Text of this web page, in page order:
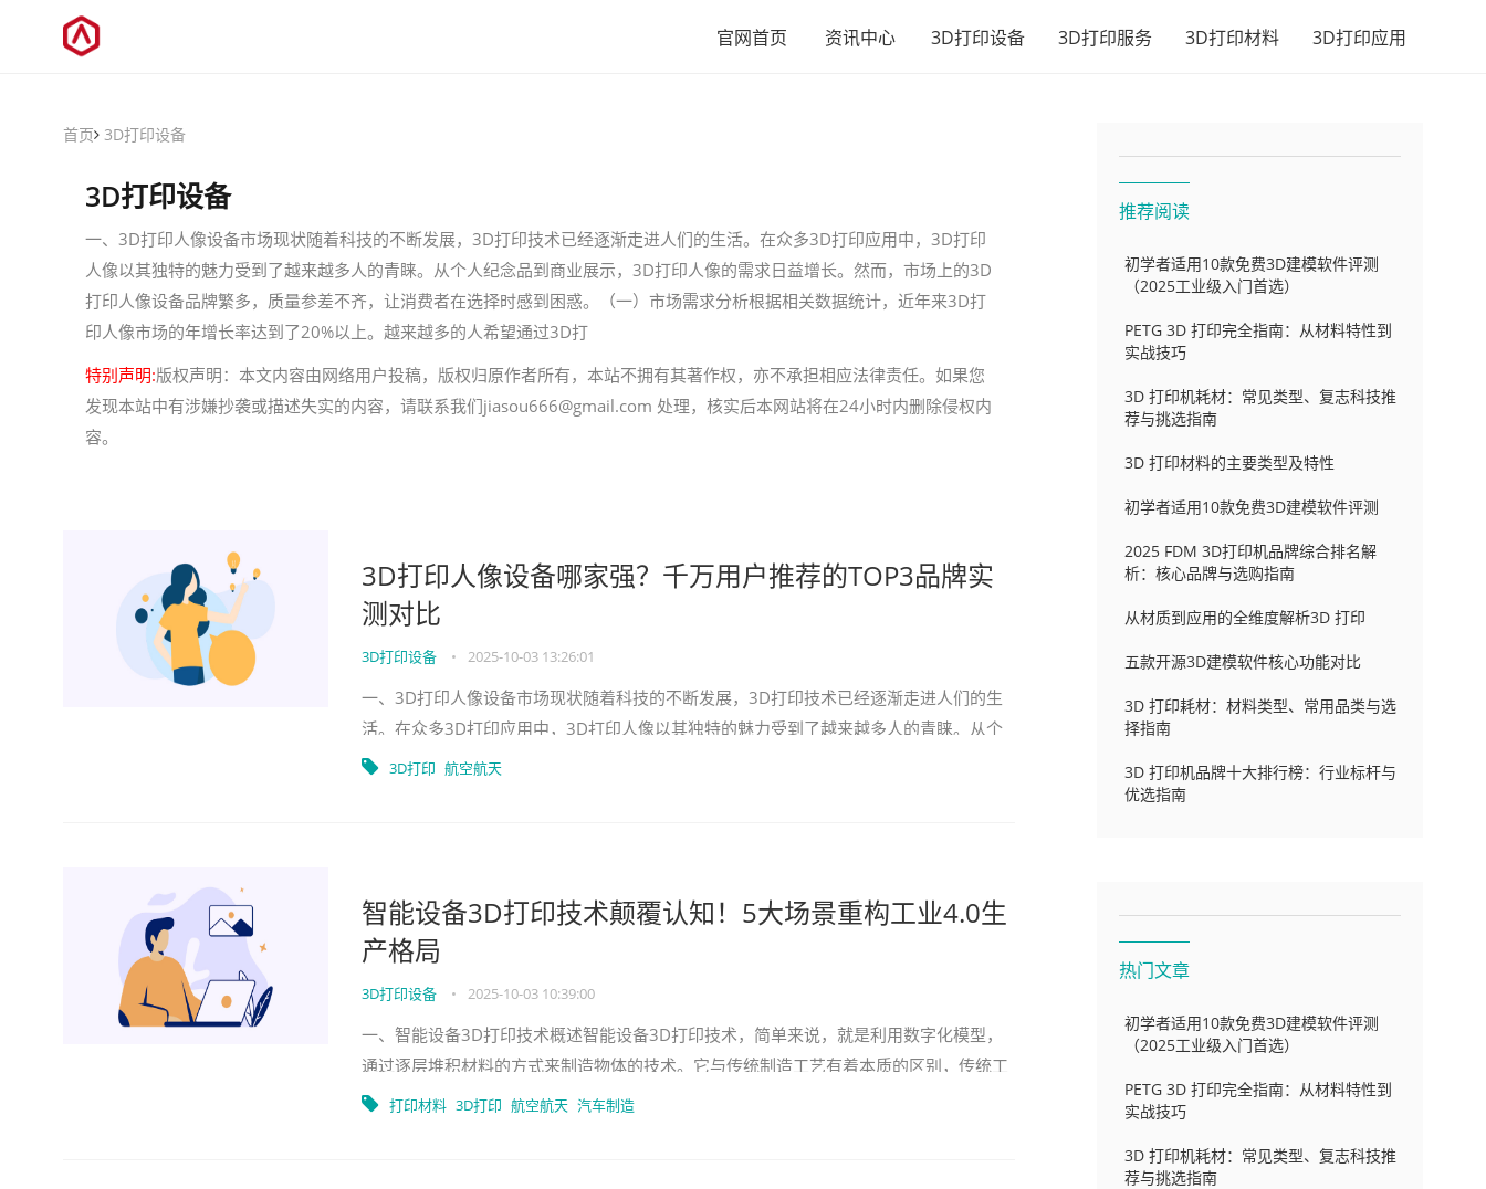
官网首页 资讯中心 3D打印设备 3D打印服务 3D打印材料 3D打印应用
首页 3D打印设备
3D打印设备
一、3D打印人像设备市场现状随着科技的不断发展，3D打印技术已经逐渐走进人们的生活。在众多3D打印应用中，3D打印
人像以其独特的魅力受到了越来越多人的青睐。从个人纪念品到商业展示，3D打印人像的需求日益增长。然而，市场上的3D
打印人像设备品牌繁多，质量参差不齐，让消费者在选择时感到困惑。（一）市场需求分析根据相关数据统计，近年来3D打
印人像市场的年增长率达到了20%以上。越来越多的人希望通过3D打
特别声明:版权声明：本文内容由网络用户投稿，版权归原作者所有，本站不拥有其著作权，亦不承担相应法律责任。如果您
发现本站中有涉嫌抄袭或描述失实的内容，请联系我们jiasou666@gmail.com 处理，核实后本网站将在24小时内删除侵权内
容。
3D打印人像设备哪家强？千万用户推荐的TOP3品牌实
测对比
3D打印设备 • 2025-10-03 13:26:01
一、3D打印人像设备市场现状随着科技的不断发展，3D打印技术已经逐渐走进人们的生
活。在众多3D打印应用中，3D打印人像以其独特的魅力受到了越来越多人的青睐。从个
人纪念品到商业展示，3D打印人像的需求日
3D打印 航空航天
智能设备3D打印技术颠覆认知！5大场景重构工业4.0生
产格局
3D打印设备 • 2025-10-03 10:39:00
一、智能设备3D打印技术概述智能设备3D打印技术，简单来说，就是利用数字化模型，
通过逐层堆积材料的方式来制造物体的技术。它与传统制造工艺有着本质的区别，传统工
艺大多是通过切削、打磨等方式去除材料来得到
打印材料 3D打印 航空航天 汽车制造
推荐阅读
初学者适用10款免费3D建模软件评测
（2025工业级入门首选）
PETG 3D 打印完全指南：从材料特性到
实战技巧
3D 打印机耗材：常见类型、复志科技推
荐与挑选指南
3D 打印材料的主要类型及特性
初学者适用10款免费3D建模软件评测
2025 FDM 3D打印机品牌综合排名解
析：核心品牌与选购指南
从材质到应用的全维度解析3D 打印
五款开源3D建模软件核心功能对比
3D 打印耗材：材料类型、常用品类与选
择指南
3D 打印机品牌十大排行榜：行业标杆与
优选指南
热门文章
初学者适用10款免费3D建模软件评测
（2025工业级入门首选）
PETG 3D 打印完全指南：从材料特性到
实战技巧
3D 打印机耗材：常见类型、复志科技推
荐与挑选指南